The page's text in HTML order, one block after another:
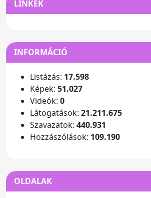
LINKEK
INFORMÁCIÓ
Listázás: 17.598
Képek: 51.027
Videók: 0
Látogatások: 21.211.675
Szavazatok: 440.931
Hozzászólások: 109.190
OLDALAK